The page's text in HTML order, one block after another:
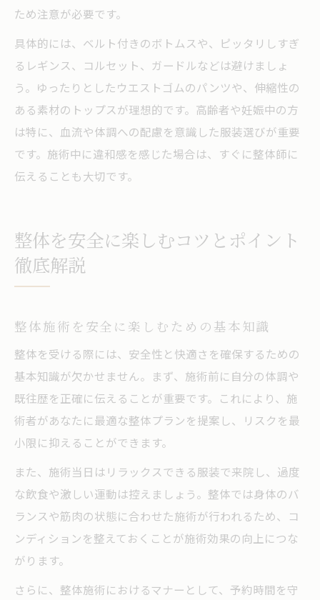
ため注意が必要です。
具体的には、ベルト付きのボトムスや、ピッタリしすぎ
るレギンス、コルセット、ガードルなどは避けましょ
う。ゆったりとしたウエストゴムのパンツや、伸縮性の
ある素材のトップスが理想的です。高齢者や妊娠中の方
は特に、血流や体調への配慮を意識した服装選びが重要
です。施術中に違和感を感じた場合は、すぐに整体師に
伝えることも大切です。
整体を安全に楽しむコツとポイント
徹底解説
整体施術を安全に楽しむための基本知識
整体を受ける際には、安全性と快適さを確保するための
基本知識が欠かせません。まず、施術前に自分の体調や
既往歴を正確に伝えることが重要です。これにより、施
術者があなたに最適な整体プランを提案し、リスクを最
小限に抑えることができます。
また、施術当日はリラックスできる服装で来院し、過度
な飲食や激しい運動は控えましょう。整体では身体のバ
ランスや筋肉の状態に合わせた施術が行われるため、コ
ンディションを整えておくことが施術効果の向上につな
がります。
さらに、整体施術におけるマナーとして、予約時間を守